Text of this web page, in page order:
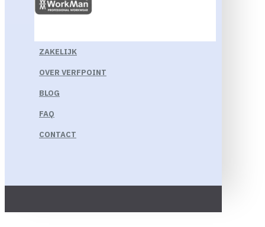
ZAKELIJK
OVER VERFPOINT
BLOG
FAQ
CONTACT